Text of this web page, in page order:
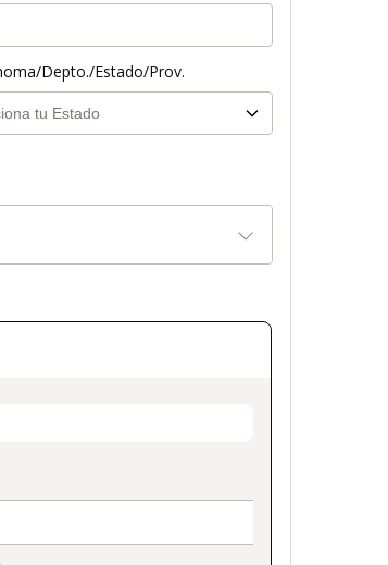
Depto./Estado/Prov.